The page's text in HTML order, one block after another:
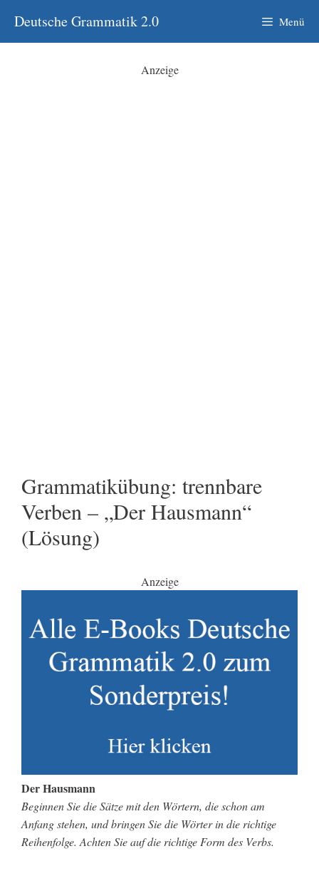
Inhalt
springen
Deutsche Grammatik 2.0 Menü
Anzeige
Grammatikübung: trennbare
Verben – „Der Hausmann“
(Lösung)
Anzeige
Der Hausmann
Beginnen Sie die Sätze mit den Wörtern, die schon am
Anfang stehen, und bringen Sie die Wörter in die richtige
Reihenfolge. Achten Sie auf die richtige Form des Verbs.